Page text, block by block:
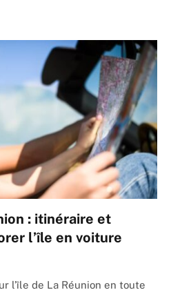
: itinéraire et
l’île en voiture
l’île de La Réunion en toute